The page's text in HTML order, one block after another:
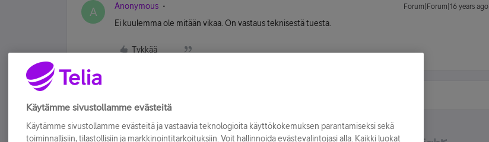
A Anonymous Forum|Forum|16 years ago
Ei kuulemma ole mitään vikaa. On vastaus teknisestä tuesta.
Tykkää
Käytämme sivustollamme evästeitä
Käytämme sivustollamme evästeitä ja vastaavia teknologioita käyttökokemuksen parantamiseksi sekä
toiminnallisiin, tilastollisiin ja markkinointitarkoituksiin. Voit hallinnoida evästevalintojasi alla. Kaikki luokat